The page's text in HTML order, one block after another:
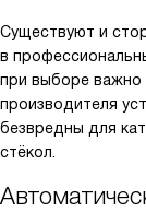
Существуют и
в
при выборе важно
производителя
безвредны для
стёкол.